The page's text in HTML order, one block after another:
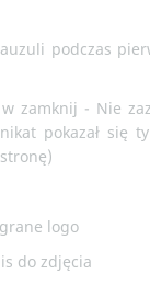
podczas
zamknij - Nie
pokazał się
logo
do zdjęcia